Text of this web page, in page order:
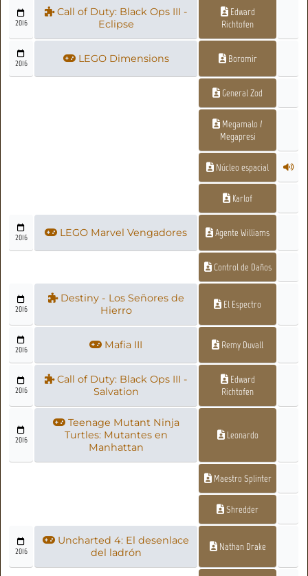
2016
Call of Duty: Black Ops III -
Eclipse
Edward
Richtofen
2016 LEGO Dimensions Boromir
General Zod
Megamalo /
Megapresi
Núcleo espacial
Karlof
2016 LEGO Marvel Vengadores Agente Williams
Control de Daños
2016
Destiny - Los Señores de
Hierro
El Espectro
2016 Mafia III Remy Duvall
2016
Call of Duty: Black Ops III -
Salvation
Edward
Richtofen
2016
Teenage Mutant Ninja
Turtles: Mutantes en
Manhattan
Leonardo
Maestro Splinter
Shredder
2016
Uncharted 4: El desenlace
del ladrón
Nathan Drake